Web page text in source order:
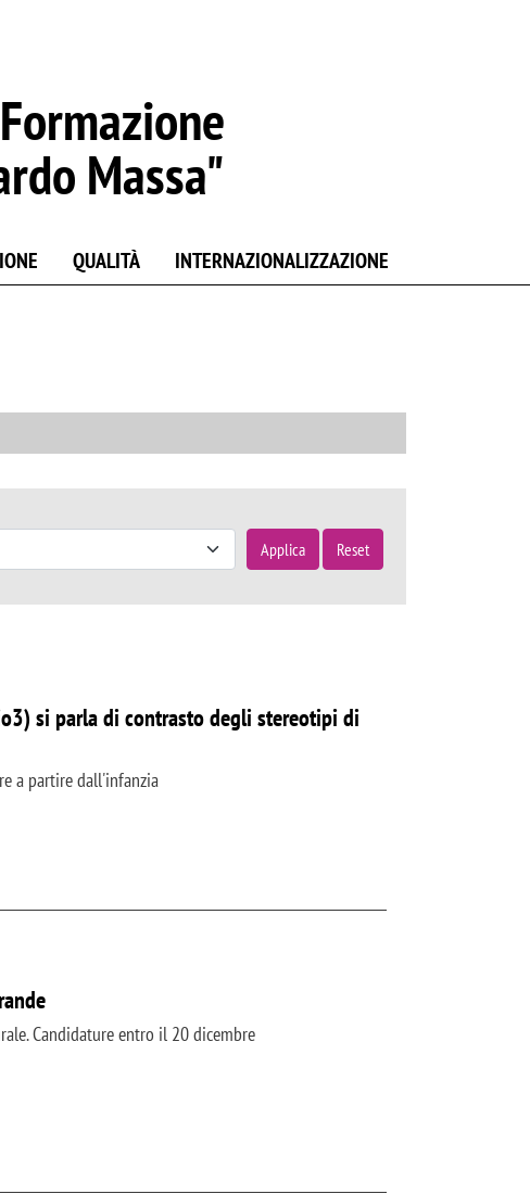
Massa"
QUALITÀ INTERNAZIONALIZZAZIONE
Applica Reset
si parla di contrasto degli stereotipi di
a partire dall'infanzia
Candidature entro il 20 dicembre